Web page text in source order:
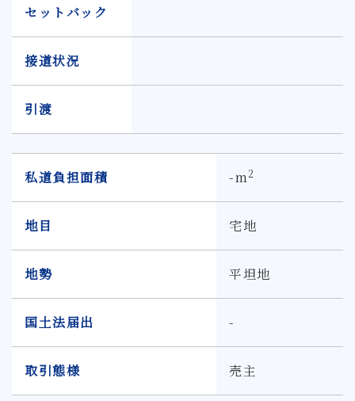
セットバック
接道状況
引渡
私道負担面積 -m2
地目 宅地
地勢 平坦地
国土法届出 -
取引態様 売主